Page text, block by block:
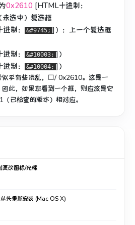
0x2610 [HTML十进制：
选中）复选框
制： &#9745; ]）：上一个复选框
制： &#10003; ]）
制： &#10004; ]）
乎有些混乱，☐/ 0x2610。 这是一
此，如果您看到一个框，则应该是它
已检查的版本）相对应。
改图标/光标
头重新安装 (Mac OS X)